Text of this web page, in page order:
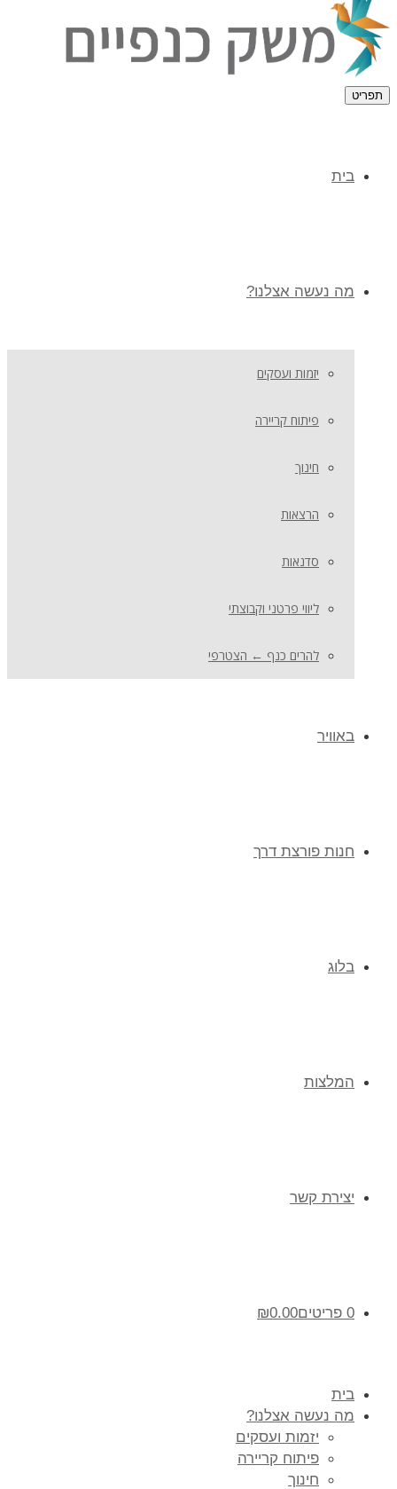
תפריט
בית
מה נעשה אצלנו?
יזמות ועסקים
פיתוח קריירה
חינוך
הרצאות
סדנאות
ליווי פרטני וקבוצתי
להרים כנף ← הצטרפי
באוויר
חנות פורצת דרך
בלוג
המלצות
יצירת קשר
0 פריטים ₪0.00
בית
מה נעשה אצלנו?
יזמות ועסקים
פיתוח קריירה
חינוך